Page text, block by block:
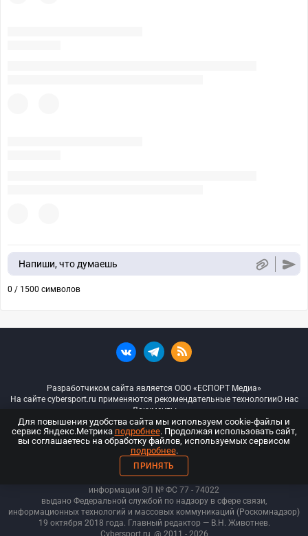
Напиши, что думаешь
0 / 1500 символов
Разработчиком сайта является ООО «ЕСПОРТ Медиа»
На сайте cybersport.ru применяются рекомендательные технологииО нас
Документы
© ООО «Киберспорт.ру» — Все права защищены
18+
ООО «Киберспорт.ру». Свидетельство о регистрации средств массовой
информации ЭЛ № ФС 77 - 74022
выдано Федеральной службой по надзору в сфере связи,
информационных технологий и массовых коммуникаций (Роскомнадзор)
19 октября 2018 года. Главный редактор — В.Н. Животнев.
Cybersport.ru @ 2011 - 2026
Для повышения удобства сайта мы используем cookie-файлы и
сервис Яндекс.Метрика подробнее. Продолжая использовать сайт,
вы соглашаетесь на обработку файлов, используемых сервисом
подробнее.
ПРИНЯТЬ